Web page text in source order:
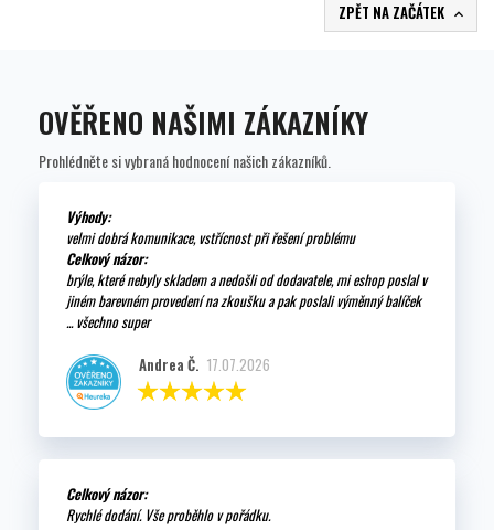
ZPĚT NA ZAČÁTEK 
OVĚŘENO NAŠIMI ZÁKAZNÍKY
Prohlédněte si vybraná hodnocení našich zákazníků.
Výhody:
velmi dobrá komunikace, vstřícnost při řešení problému
Celkový názor:
brýle, které nebyly skladem a nedošli od dodavatele, mi eshop poslal v
jiném barevném provedení na zkoušku a pak poslali výměnný balíček
... všechno super
Andrea Č. 17.07.2026
Celkový názor:
Rychlé dodání. Vše proběhlo v pořádku.